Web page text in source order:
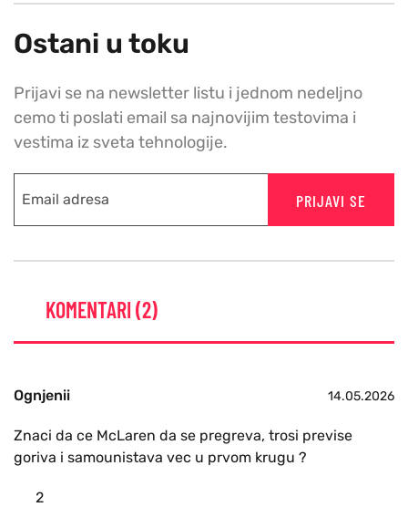
Ostani u toku
Prijavi se na newsletter listu i jednom nedeljno
cemo ti poslati email sa najnovijim testovima i
vestima iz sveta tehnologije.
PRIJAVI SE
KOMENTARI (2)
Ognjenii 14.05.2026
Znaci da ce McLaren da se pregreva, trosi previse
goriva i samounistava vec u prvom krugu ?
2